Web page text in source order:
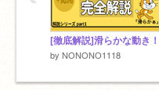
[徹底解説]滑らかな動き！
by NONONO1118